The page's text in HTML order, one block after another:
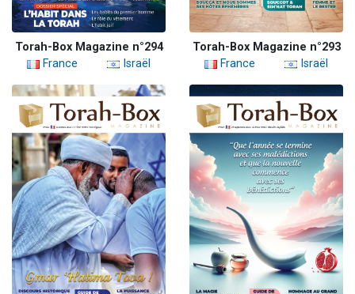
Torah-Box Magazine n°294
France
Israël
Torah-Box Magazine n°293
France
Israël